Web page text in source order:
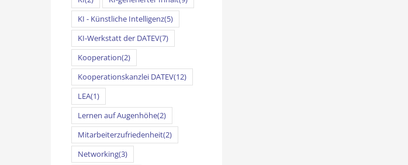
KI - Künstliche Intelligenz(5)
KI-Werkstatt der DATEV(7)
Kooperation(2)
Kooperationskanzlei DATEV(12)
LEA(1)
Lernen auf Augenhöhe(2)
Mitarbeiterzufriedenheit(2)
Networking(3)